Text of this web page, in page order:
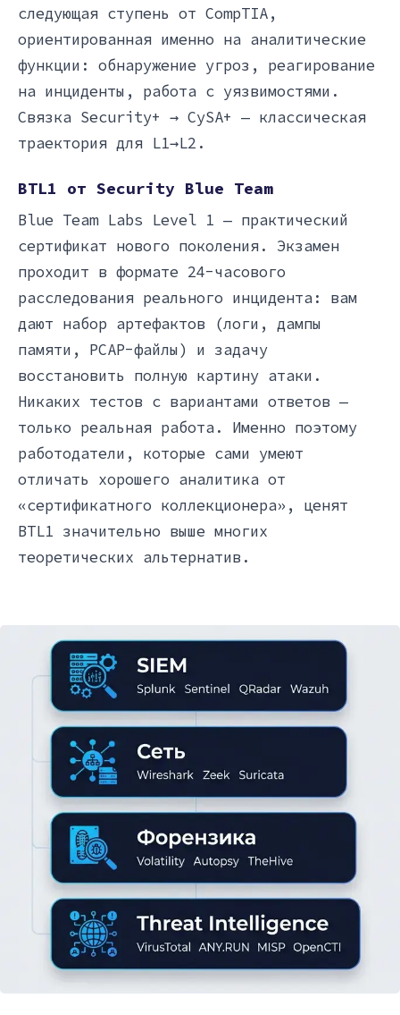
следующая ступень от CompTIA,
ориентированная именно на аналитические
функции: обнаружение угроз, реагирование
на инциденты, работа с уязвимостями.
Связка Security+ → CySA+ — классическая
траектория для L1→L2.
BTL1 от Security Blue Team
Blue Team Labs Level 1 — практический
сертификат нового поколения. Экзамен
проходит в формате 24-часового
расследования реального инцидента: вам
дают набор артефактов (логи, дампы
памяти, PCAP-файлы) и задачу
восстановить полную картину атаки.
Никаких тестов с вариантами ответов —
только реальная работа. Именно поэтому
работодатели, которые сами умеют
отличать хорошего аналитика от
«сертификатного коллекционера», ценят
BTL1 значительно выше многих
теоретических альтернатив.